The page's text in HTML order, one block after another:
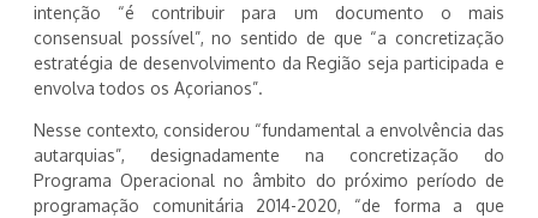
intenção “é contribuir para um documento o mais
consensual possível”, no sentido de que “a concretização
estratégia de desenvolvimento da Região seja participada e
envolva todos os Açorianos”.
Nesse contexto, considerou “fundamental a envolvência das
autarquias”, designadamente na concretização do
Programa Operacional no âmbito do próximo período de
programação comunitária 2014-2020, “de forma a que